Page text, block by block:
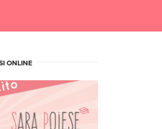
ONLINE